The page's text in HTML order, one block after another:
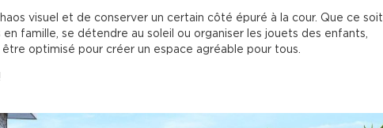
visuel et de conserver un certain côté épuré à la cour. Que ce soit
en famille, se détendre au soleil ou organiser les jouets des enfants,
optimisé pour créer un espace agréable pour tous.